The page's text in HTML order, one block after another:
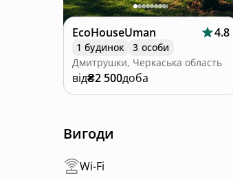
EcoHouseUman 4.8
1 будинок
3 особи
Дмитрушки, Черкаська область
від₴2 500доба
Вигоди
Wi-Fi